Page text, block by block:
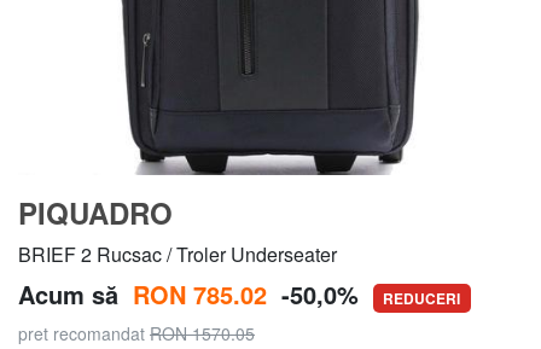
PIQUADRO
BRIEF 2 Rucsac / Troler Underseater
Acum să RON 785.02 -50,0% REDUCERI
pret recomandat RON 1570.05